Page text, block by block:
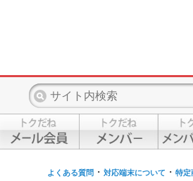
よくある質問 ・ 対応端末について ・ 特定